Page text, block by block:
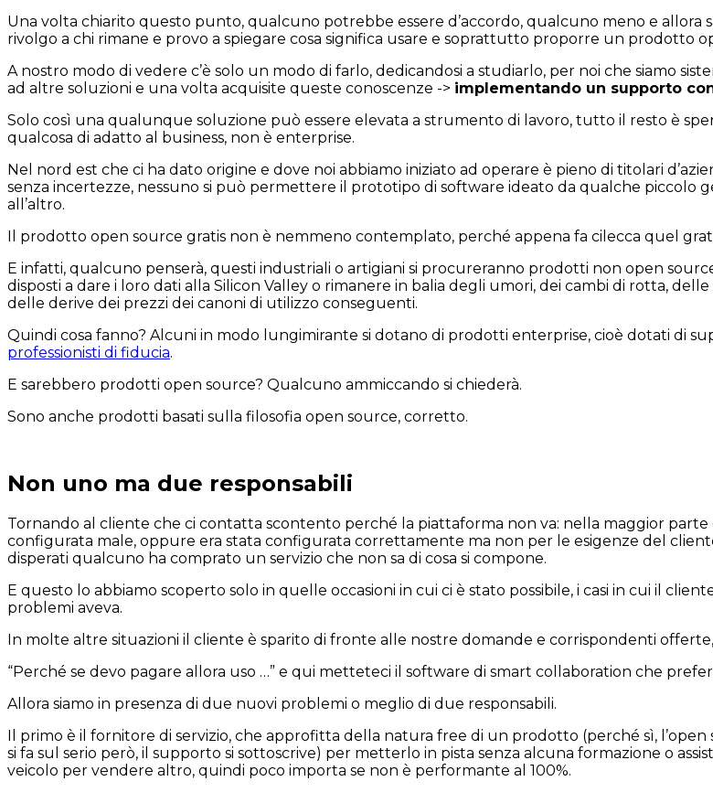
Una volta chiarito questo punto, qualcuno potrebbe essere d’accordo, qualcuno meno e
rivolgo a chi rimane e provo a spiegare cosa significa usare e soprattutto proporre un prodotto
A nostro modo di vedere c’è solo un modo di farlo, dedicandosi a studiarlo, per noi che siamo
ad altre soluzioni e una volta acquisite queste conoscenze -> implementando un supporto
Solo così una qualunque soluzione può essere elevata a strumento di lavoro, tutto il resto è
qualcosa di adatto al business, non è enterprise.
Nel nord est che ci ha dato origine e dove noi abbiamo iniziato ad operare è pieno di titolari
senza incertezze, nessuno si può permettere il prototipo di software ideato da qualche piccolo
all’altro.
Il prodotto open source gratis non è nemmeno contemplato, perché appena fa cilecca quel
E infatti, qualcuno penserà, questi industriali o artigiani si procureranno prodotti non open
disposti a dare i loro dati alla Silicon Valley o rimanere in balia degli umori, dei cambi di rotta,
delle derive dei prezzi dei canoni di utilizzo conseguenti.
Quindi cosa fanno? Alcuni in modo lungimirante si dotano di prodotti enterprise, cioè dotati di
professionisti di fiducia.
E sarebbero prodotti open source? Qualcuno ammiccando si chiederà.
Sono anche prodotti basati sulla filosofia open source, corretto.
Non uno ma due responsabili
Tornando al cliente che ci contatta scontento perché la piattaforma non va: nella maggior
configurata male, oppure era stata configurata correttamente ma non per le esigenze del
disperati qualcuno ha comprato un servizio che non sa di cosa si compone.
E questo lo abbiamo scoperto solo in quelle occasioni in cui ci è stato possibile, i casi in cui il
problemi aveva.
In molte altre situazioni il cliente è sparito di fronte alle nostre domande e corrispondenti
“Perché se devo pagare allora uso …” e qui metteteci il software di smart collaboration che
Allora siamo in presenza di due nuovi problemi o meglio di due responsabili.
Il primo è il fornitore di servizio, che approfitta della natura free di un prodotto (perché sì,
si fa sul serio però, il supporto si sottoscrive) per metterlo in pista senza alcuna formazione o
veicolo per vendere altro, quindi poco importa se non è performante al 100%.